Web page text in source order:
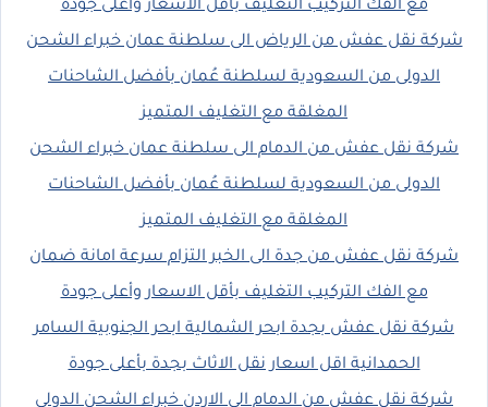
مع الفك التركيب التغليف بأقل الاسعار وأعلى جودة
شركة نقل عفش من الرياض الى سلطنة عمان خبراء الشحن
الدولى من السعودية لسلطنة عُمان بأفضل الشاحنات
المغلقة مع التغليف المتميز
شركة نقل عفش من الدمام الى سلطنة عمان خبراء الشحن
الدولى من السعودية لسلطنة عُمان بأفضل الشاحنات
المغلقة مع التغليف المتميز
شركة نقل عفش من جدة الى الخبر التزام سرعة امانة ضمان
مع الفك التركيب التغليف بأقل الاسعار وأعلى جودة
شركة نقل عفش بجدة ابحر الشمالية ابحر الجنوبية السامر
الحمدانية اقل اسعار نقل الاثاث بجدة بأعلى جودة
شركة نقل عفش من الدمام الى الاردن خبراء الشحن الدولى